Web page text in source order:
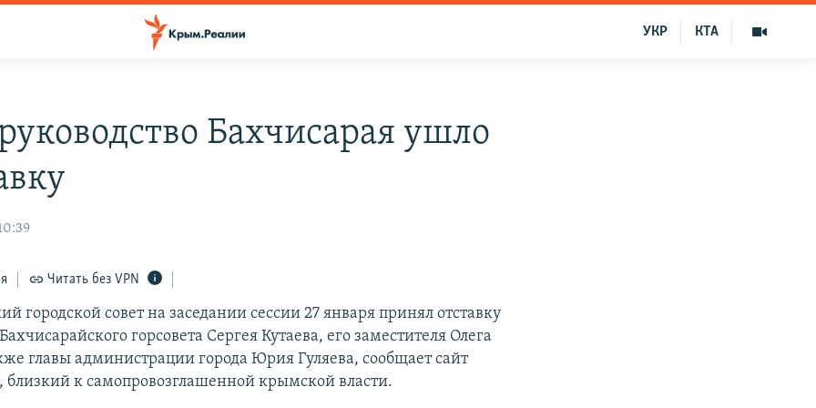
КТА
УКР
Бахчисарая ушло
Читать без VPN
городской совет на заседании сессии 27 января принял отставку
горсовета Сергея Кутаева, его заместителя Олега
главы администрации города Юрия Гуляева, сообщает сайт
, близкий к самопровозглашенной крымской власти.